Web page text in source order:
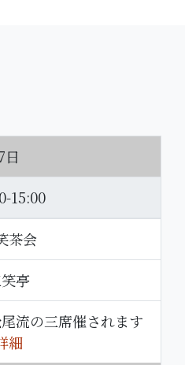
日
15:00
茶会
亭
の三席催されます
細